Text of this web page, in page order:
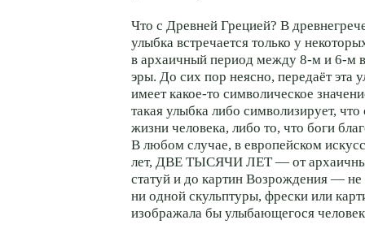
Что с Древней Грецией? В
улыбка встречается только у
в архаичный период между 8-м и 6-м
эры. До сих пор неясно, передаёт эта
имеет какое-то символическое
такая улыбка либо символизирует, что
жизни человека, либо то, что боги
В любом случае, в европейском
лет, ДВЕ ТЫСЯЧИ ЛЕТ — от
статуй и до картин Возрождения — не
ни одной скульптуры, фрески или
изображала бы улыбающегося